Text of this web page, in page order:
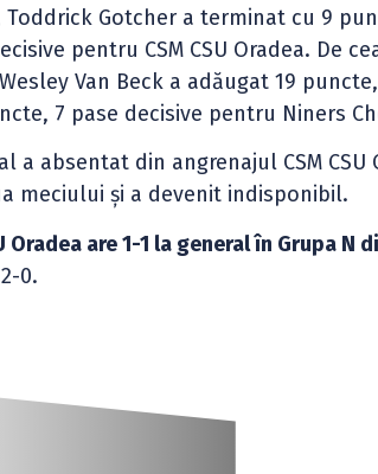
Toddrick Gotcher a terminat cu 9
pentru CSM CSU Oradea. De
Van Beck a adăugat 19
7 pase decisive pentru Niners
a absentat din angrenajul CSM
meciului și a devenit indisponibil.
Oradea are 1-1 la general în Grupa N
0.